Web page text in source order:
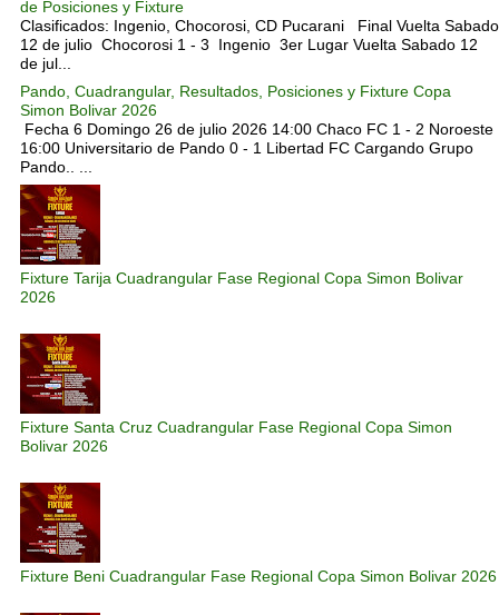
de Posiciones y Fixture
Clasificados: Ingenio, Chocorosi, CD Pucarani Final Vuelta Sabado
12 de julio Chocorosi 1 - 3 Ingenio 3er Lugar Vuelta Sabado 12
de jul...
Pando, Cuadrangular, Resultados, Posiciones y Fixture Copa
Simon Bolivar 2026
Fecha 6 Domingo 26 de julio 2026 14:00 Chaco FC 1 - 2 Noroeste
16:00 Universitario de Pando 0 - 1 Libertad FC Cargando Grupo
Pando.. ...
Fixture Tarija Cuadrangular Fase Regional Copa Simon Bolivar
2026
Fixture Santa Cruz Cuadrangular Fase Regional Copa Simon
Bolivar 2026
Fixture Beni Cuadrangular Fase Regional Copa Simon Bolivar 2026